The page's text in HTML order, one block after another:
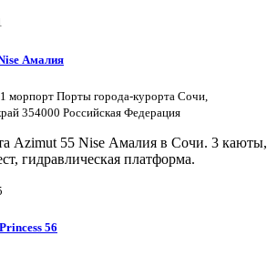
Амалия
морпорт Порты города-курорта Сочи,
354000 Российская Федерация
Azimut 55 Nise Амалия в Сочи. 3 каюты,
гидравлическая платформа.
56